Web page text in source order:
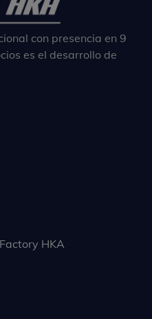
con presencia en 9
es el desarrollo de
HKA